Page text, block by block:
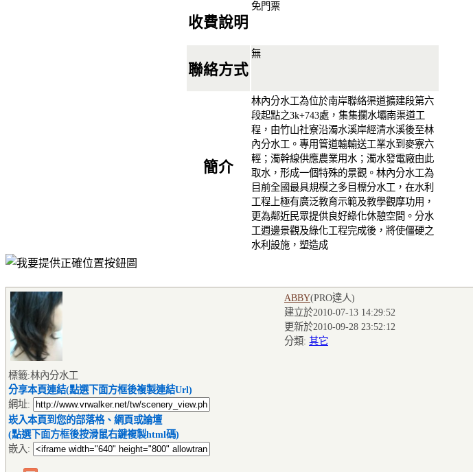
收費說明
免門票
聯絡方式
無
簡介
林內分水工為位於南岸聯絡渠道擴建段第六
段起點之3k+743處，集集攔水壩南渠道工
程，由竹山社寮沿濁水溪岸經清水溪後至林
內分水工。專用管道輸輸送工業水到麥寮六
輕；濁幹線供應農業用水；濁水發電廠由此
取水，形成一個特殊的景觀。林內分水工為
目前全國最具規模之多目標分水工，在水利
工程上極有廣泛教育示範及教學觀摩功用，
更為鄰近民眾提供良好綠化休憩空間。分水
工週邊景觀及綠化工程完成後，將使僵硬之
水利設施，塑造成
ABBY(PRO達人)
建立於2010-07-13 14:29:52
更新於2010-09-28 23:52:12
分類: 其它
標籤:林內分水工
分享本頁連結(點選下面方框後複製連結Url)
網址:
崁入本頁到您的部落格、網頁或論壇
(點選下面方框後按滑鼠右鍵複製html碼)
嵌入: